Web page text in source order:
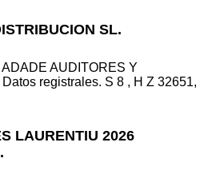
SL.
AUDITORES Y
registrales. S 8 , H Z 32651,
LAURENTIU 2026